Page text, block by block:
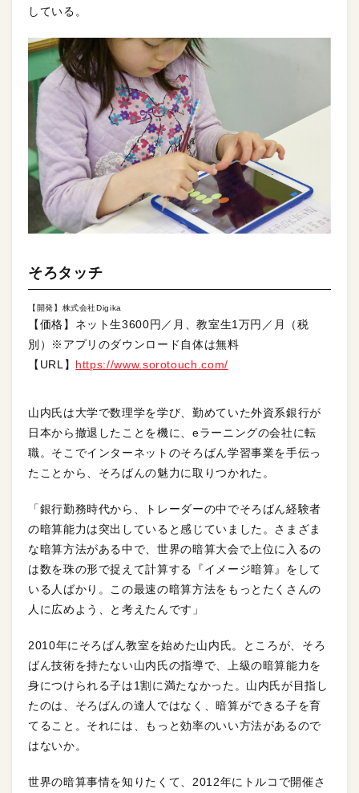
している。
そろタッチ
【開発】株式会社Digika
【価格】ネット生3600円／月、教室生1万円／月（税
別）※アプリのダウンロード自体は無料
【URL】 https://www.sorotouch.com/
山内氏は大学で数理学を学び、勤めていた外資系銀行が
日本から撤退したことを機に、eラーニングの会社に転
職。そこでインターネットのそろばん学習事業を手伝っ
たことから、そろばんの魅力に取りつかれた。
「銀行勤務時代から、トレーダーの中でそろばん経験者
の暗算能力は突出していると感じていました。さまざま
な暗算方法がある中で、世界の暗算大会で上位に入るの
は数を珠の形で捉えて計算する『イメージ暗算』をして
いる人ばかり。この最速の暗算方法をもっとたくさんの
人に広めよう、と考えたんです」
2010年にそろばん教室を始めた山内氏。ところが、そろ
ばん技術を持たない山内氏の指導で、上級の暗算能力を
身につけられる子は1割に満たなかった。山内氏が目指し
たのは、そろばんの達人ではなく、暗算ができる子を育
てること。それには、もっと効率のいい方法があるので
はないか。
世界の暗算事情を知りたくて、2012年にトルコで開催さ